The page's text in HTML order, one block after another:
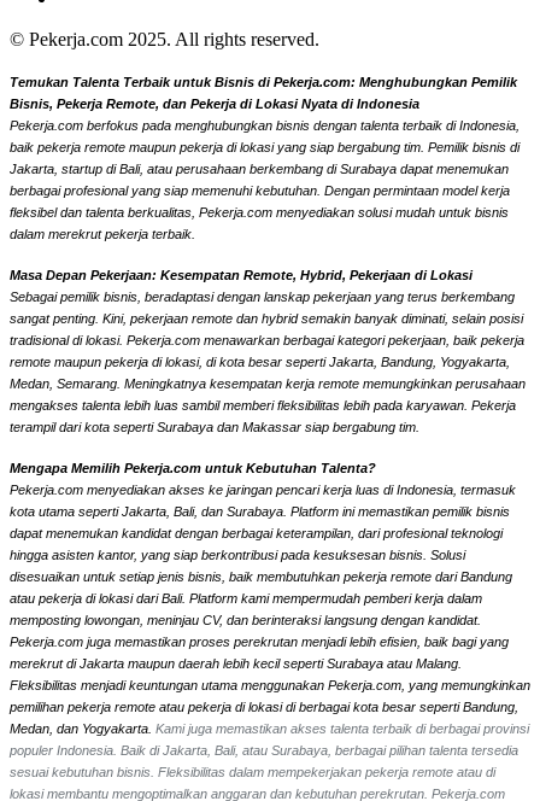
© Pekerja.com 2025. All rights reserved.
Temukan Talenta Terbaik untuk Bisnis di Pekerja.com: Menghubungkan Pemilik
Bisnis, Pekerja Remote, dan Pekerja di Lokasi Nyata di Indonesia
Pekerja.com berfokus pada menghubungkan bisnis dengan talenta terbaik di Indonesia,
baik pekerja remote maupun pekerja di lokasi yang siap bergabung tim. Pemilik bisnis di
Jakarta, startup di Bali, atau perusahaan berkembang di Surabaya dapat menemukan
berbagai profesional yang siap memenuhi kebutuhan. Dengan permintaan model kerja
fleksibel dan talenta berkualitas, Pekerja.com menyediakan solusi mudah untuk bisnis
dalam merekrut pekerja terbaik.
Masa Depan Pekerjaan: Kesempatan Remote, Hybrid, Pekerjaan di Lokasi
Sebagai pemilik bisnis, beradaptasi dengan lanskap pekerjaan yang terus berkembang
sangat penting. Kini, pekerjaan remote dan hybrid semakin banyak diminati, selain posisi
tradisional di lokasi. Pekerja.com menawarkan berbagai kategori pekerjaan, baik pekerja
remote maupun pekerja di lokasi, di kota besar seperti Jakarta, Bandung, Yogyakarta,
Medan, Semarang. Meningkatnya kesempatan kerja remote memungkinkan perusahaan
mengakses talenta lebih luas sambil memberi fleksibilitas lebih pada karyawan. Pekerja
terampil dari kota seperti Surabaya dan Makassar siap bergabung tim.
Mengapa Memilih Pekerja.com untuk Kebutuhan Talenta?
Pekerja.com menyediakan akses ke jaringan pencari kerja luas di Indonesia, termasuk
kota utama seperti Jakarta, Bali, dan Surabaya. Platform ini memastikan pemilik bisnis
dapat menemukan kandidat dengan berbagai keterampilan, dari profesional teknologi
hingga asisten kantor, yang siap berkontribusi pada kesuksesan bisnis. Solusi
disesuaikan untuk setiap jenis bisnis, baik membutuhkan pekerja remote dari Bandung
atau pekerja di lokasi dari Bali. Platform kami mempermudah pemberi kerja dalam
memposting lowongan, meninjau CV, dan berinteraksi langsung dengan kandidat.
Pekerja.com juga memastikan proses perekrutan menjadi lebih efisien, baik bagi yang
merekrut di Jakarta maupun daerah lebih kecil seperti Surabaya atau Malang.
Fleksibilitas menjadi keuntungan utama menggunakan Pekerja.com, yang memungkinkan
pemilihan pekerja remote atau pekerja di lokasi di berbagai kota besar seperti Bandung,
Medan, dan Yogyakarta. Kami juga memastikan akses talenta terbaik di berbagai provinsi
populer Indonesia. Baik di Jakarta, Bali, atau Surabaya, berbagai pilihan talenta tersedia
sesuai kebutuhan bisnis. Fleksibilitas dalam mempekerjakan pekerja remote atau di
lokasi membantu mengoptimalkan anggaran dan kebutuhan perekrutan. Pekerja.com